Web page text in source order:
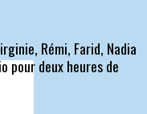
Rémi, Farid, Nadia
pour deux heures de